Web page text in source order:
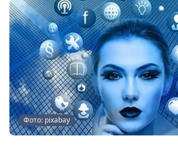
Фото: pixabay